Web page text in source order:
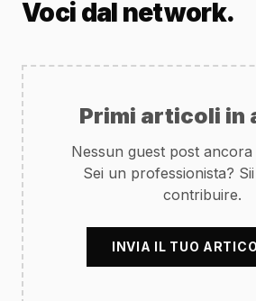
Voci dal network.
Primi articoli in
Nessun guest post
Sei un professionista?
contribuire.
INVIA IL TUO